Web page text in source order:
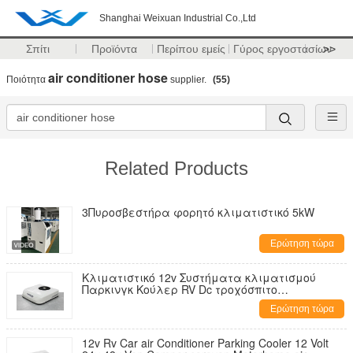
Shanghai Weixuan Industrial Co.,Ltd
Σπίτι Προϊόντα Περίπου εμείς Γύρος εργοστασίων
>>
Ποιότητα air conditioner hose supplier. (55)
Related Products
3Πυροσβεστήρα φορητό κλιματιστικό 5kW
Ερώτηση τώρα
Κλιματιστικό 12v Συστήματα κλιματισμού
Παρκινγκ Κούλερ RV Dc τροχόσπιτο
Κλιματιστικό αυτοκινήτου 12 Volt 24v 48v
Ερώτηση τώρα
12v Rv Car air Conditioner Parking Cooler 12 Volt